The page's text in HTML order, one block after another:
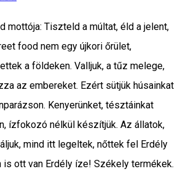
mottója: Tiszteld a múltat, éld a jelent,
food nem egy újkori őrület,
a földeken. Valljuk, a tűz melege,
az embereket. Ezért sütjük húsainkat
Kenyerünket, tésztáinkat
ízfokozó nélkül készítjük. Az állatok,
mind itt legeltek, nőttek fel Erdély
is ott van Erdély íze! Székely termékek.